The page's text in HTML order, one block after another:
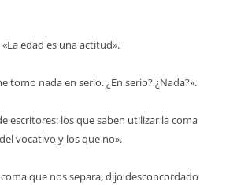
«La edad es una actitud».
tomo nada en serio. ¿En serio? ¿Nada?».
escritores: los que saben utilizar la coma
del vocativo y los que no».
que nos separa, dijo desconcordado